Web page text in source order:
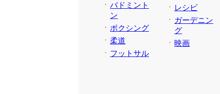
バドミント
ン
ボクシング
柔道
フットサル
レシピ
ガーデニン
グ
映画